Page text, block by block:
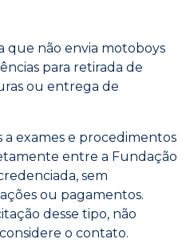
que não envia motoboys
para retirada de
ou entrega de
a exames e procedimentos
entre a Fundação
sem
ou pagamentos.
desse tipo, não
o contato.